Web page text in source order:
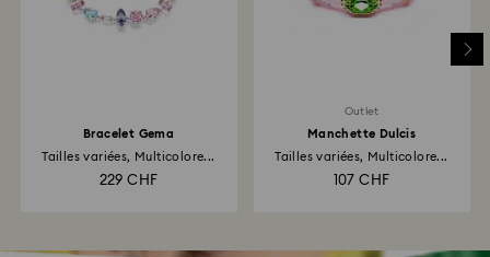
Bracelet Gema
Tailles variées, Multicolore...
229 CHF
Outlet
Manchette Dulcis
Tailles variées, Multicolore...
107 CHF